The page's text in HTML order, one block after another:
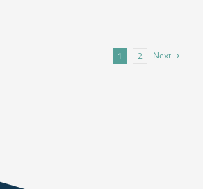
1 2 Next